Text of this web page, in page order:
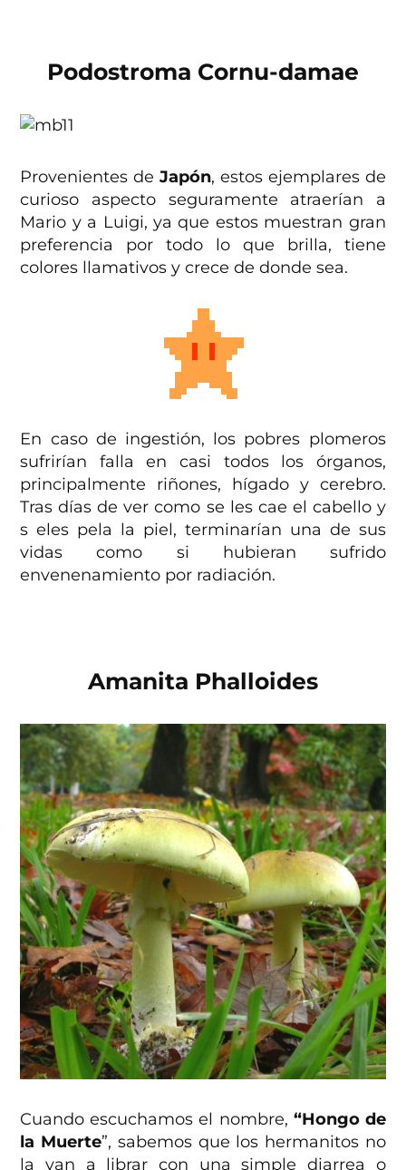
Podostroma Cornu-damae
Provenientes deJapón, estos ejemplares de
curioso aspecto seguramente atraerían a
Mario y a Luigi, ya que estos muestran gran
preferencia por todo lo que brilla, tiene
colores llamativos y crece de donde sea.
En caso de ingestión, los pobres plomeros
sufrirían falla en casi todos los órganos,
principalmente riñones, hígado y cerebro.
Tras días de ver como se les cae el cabello y
s eles pela la piel, terminarían una de sus
vidas como si hubieran sufrido
envenenamiento por radiación.
Amanita Phalloides
Cuando escuchamos el nombre, “Hongo de
la Muerte”, sabemos que los hermanitos no
la van a librar con una simple diarrea o